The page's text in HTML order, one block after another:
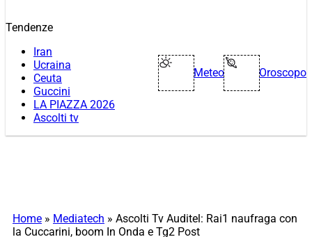
Tendenze
Iran
Ucraina
Ceuta
Guccini
LA PIAZZA 2026
Ascolti tv
Meteo Oroscopo
Home » Mediatech » Ascolti Tv Auditel: Rai1 naufraga con
la Cuccarini, boom In Onda e Tg2 Post